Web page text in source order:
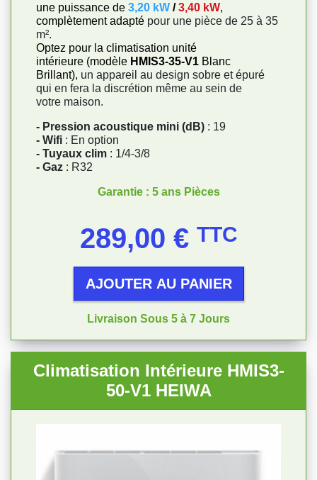
une puissance de 3,20 kW /3,40 kW,
complètement adapté pour une pièce de 25 à 35
m².
Optez pour la climatisation unité
intérieure (modèle HMIS3-35-V1 Blanc
Brillant), un appareil au design sobre et épuré
qui en fera la discrétion même au sein de
votre maison.
- Pression acoustique mini (dB) : 19
- Wifi : En option
- Tuyaux clim : 1/4-3/8
- Gaz : R32
Garantie : 5 ans Pièces
289,00 € TTC
AJOUTER AU PANIER
Livraison Sous 5 à 7 Jours
Climatisation Intérieure HMIS3-
50-V1 HEIWA